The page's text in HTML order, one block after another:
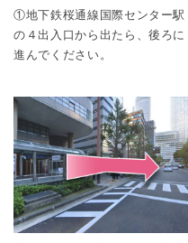
①地下鉄桜通線国際センター駅
の４出入口から出たら、後ろに
進んでください。